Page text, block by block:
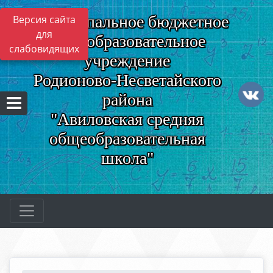
Версия сайта
для
слабовидящих
Муниципальное бюджетное
общеобразовательное
учреждение
Родионово-Несветайского
района
"Авиловская средняя
общеобразовательная
школа"